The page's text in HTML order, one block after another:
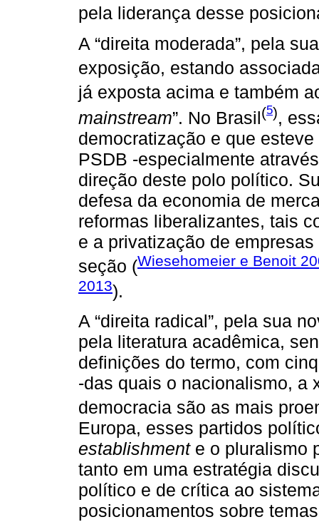
pela liderança desse
A “direita moderada”, pela
exposição, estando
já exposta acima e também
mainstream”. No Brasil(5),
democratização e que
PSDB -especialmente
direção deste polo político.
defesa da economia de
reformas liberalizantes, tais
e a privatização de
seção (Wiesehomeier e Benoit
2013).
A “direita radical”, pela sua
pela literatura acadêmica,
definições do termo, com
-das quais o nacionalismo, a
democracia são as mais
Europa, esses partidos
establishmente o pluralismo
tanto em uma estratégia
político e de crítica ao
posicionamentos sobre